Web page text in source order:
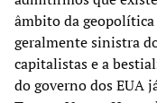
âmbito da
geralmente sinistra
capitalistas e a
do governo dos EUA